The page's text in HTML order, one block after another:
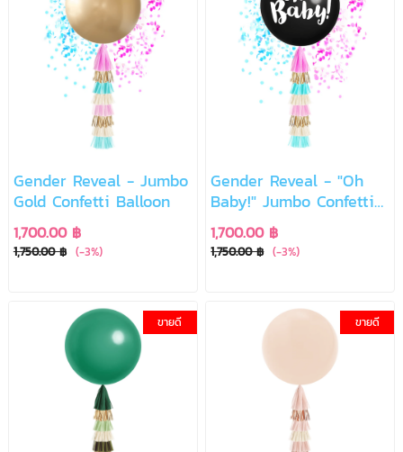
Balloon
Gender Reveal - Jumbo
Gold Confetti Balloon
1,700.00 ฿
1,750.00 ฿ (-3%)
Gender Reveal - "Oh
Baby!" Jumbo Confetti
Balloon
1,700.00 ฿
1,750.00 ฿ (-3%)
ขายดี ขายดี